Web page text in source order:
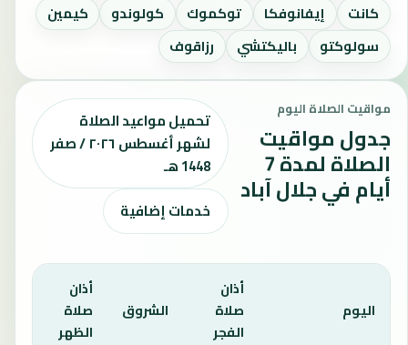
كانت
إيفانوفكا توكموك كولوندو
كيمين
سولوكتو
باليكتشي رزاقوف
مواقيت الصلاة اليوم
جدول مواقيت
الصلاة لمدة 7
أيام في جلال آباد
تحميل مواعيد الصلاة
لشهر أغسطس ٢٠٢٦ / صفر
1448 هـ
خدمات إضافية
اليوم
أذان
صلاة
الفجر
الشروق
أذان
صلاة
الظهر